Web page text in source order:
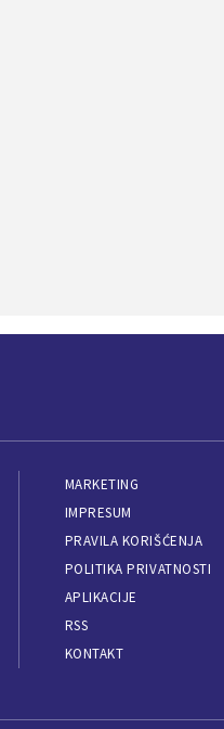
MARKETING
IMPRESUM
PRAVILA KORIŠĆENJA
POLITIKA PRIVATNOSTI
APLIKACIJE
RSS
KONTAKT